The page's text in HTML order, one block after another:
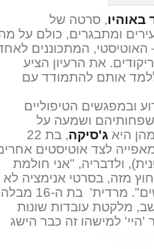
באוהיו, סרטה של
ומתבגרים, כולם על
המתכוננים
את הרעיון הציע
אותם להתמודד עם
ובמפגשים הטיפוליים
ושמעה על
היא ג'סיקה
, בת 22
לצד אוטיסטים
ולדבריה, "אני חולמת
מזה, בסרטי אנימציה לא
שופטים אותך, כפי שעושים אנשים". מרדית' בת ה-16 מבלה
מלקטת עובדות שונות
למישהו זה כבר הישג